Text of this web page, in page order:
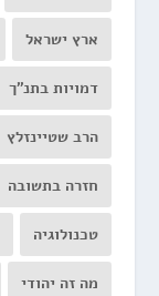
ארץ ישראל
דמויות בתנ"ך
הרב שטיינזלץ
חזרה בתשובה
טכנולוגיה
מה זה יהודי